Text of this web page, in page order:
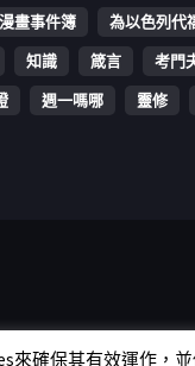
漫畫事件簿 為以色列代
知識 箴言 考門
週一嗎哪 靈修
來確保其有效運作，